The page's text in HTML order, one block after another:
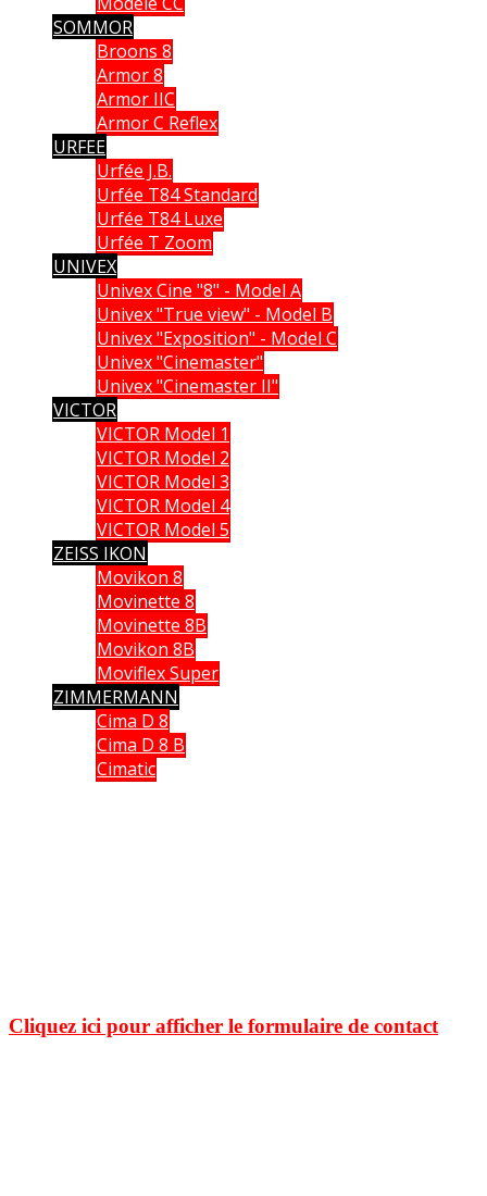
SOMMOR
Broons 8
Armor 8
Armor IIC
Armor C Reflex
URFEE
Urfée J.B.
Urfée T84 Standard
Urfée T84 Luxe
Urfée T Zoom
UNIVEX
Univex Cine "8" - Model A
Univex "True view" - Model B
Univex "Exposition" - Model C
Univex "Cinemaster"
Univex "Cinemaster II"
VICTOR
VICTOR Model 1
VICTOR Model 2
VICTOR Model 3
VICTOR Model 4
VICTOR Model 5
ZEISS IKON
Movikon 8
Movinette 8
Movinette 8B
Movikon 8B
Moviflex Super
ZIMMERMANN
Cima D 8
Cima D 8 B
Cimatic
Cliquez ici pour afficher le formulaire de contact